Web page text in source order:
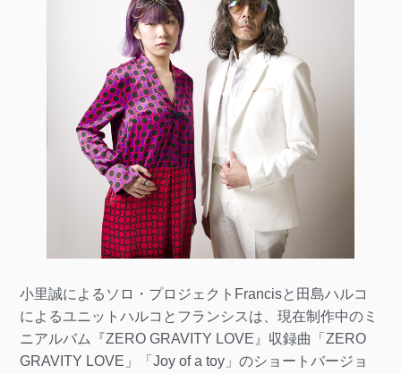
小里誠によるソロ・プロジェクトFrancisと田島ハルコ
によるユニットハルコとフランシスは、現在制作中のミ
ニアルバム『ZERO GRAVITY LOVE』収録曲「ZERO
GRAVITY LOVE」「Joy of a toy」のショートバージョ